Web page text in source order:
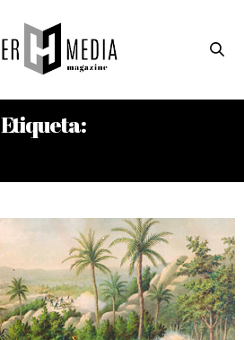
Etiqueta: